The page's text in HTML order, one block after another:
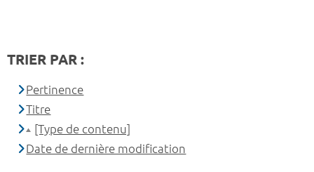
TRIER PAR :
Pertinence
Titre
[Type de contenu]
Date de dernière modification